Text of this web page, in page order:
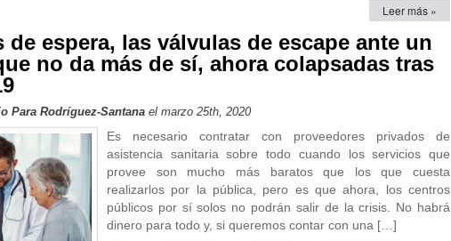
Leer más »
de espera, las válvulas de escape ante un
no da más de sí, ahora colapsadas tras
Para Rodríguez-Santana el marzo 25th, 2020
Es necesario contratar con proveedores privados de
asistencia sanitaria sobre todo cuando los servicios que
provee son mucho más baratos que los que cuesta
realizarlos por la pública, pero es que ahora, los centros
públicos por sí solos no podrán salir de la crisis. No habrá
dinero para todo y, si queremos contar con una […]